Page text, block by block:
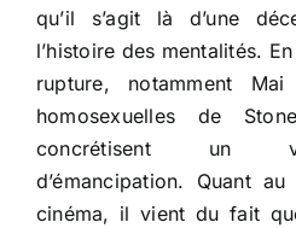
qu’il s’agit là d’une
l’histoire des mentalités.
rupture, notamment
homosexuelles de
concrétisent un
d’émancipation. Quant
cinéma, il vient du fait